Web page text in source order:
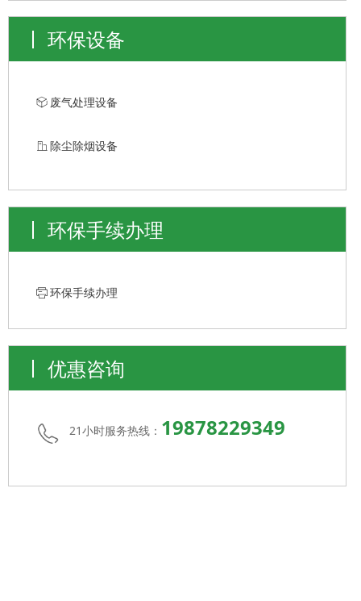
优惠咨询
21小时服务热线： 19878229349
环保设备
ꁦ 废气处理设备
ꀶ 除尘除烟设备
环保手续办理
ꁧ 环保手续办理